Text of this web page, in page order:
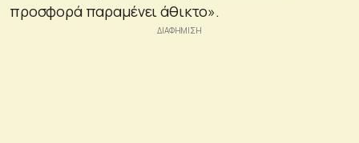
προσφορά παραμένει άθικτο».